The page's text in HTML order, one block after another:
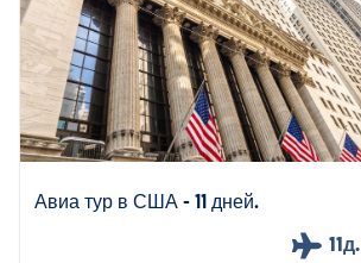
Авиа тур в США - 11 дней.
11д.